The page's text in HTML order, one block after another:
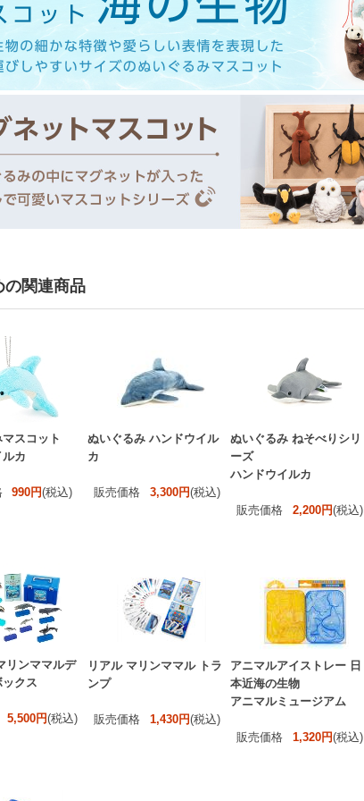
の関連商品
スコット
カ
990円(税込)
ぬいぐるみ ハンドウイル
カ
販売価格 3,300円(税込)
ぬいぐるみ ねそべりシリ
ーズ
ハンドウイルカ
販売価格 2,200円(税込)
リンママルデ
クス
5,500円(税込)
リアル マリンママル トラ
ンプ
販売価格 1,430円(税込)
アニマルアイストレー 日
本近海の生物
アニマルミュージアム
販売価格 1,320円(税込)